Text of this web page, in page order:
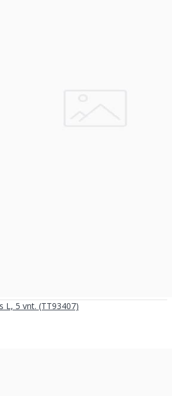
L, 5 vnt. (TT93407)